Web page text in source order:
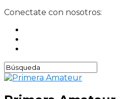
Conectate con nosotros: